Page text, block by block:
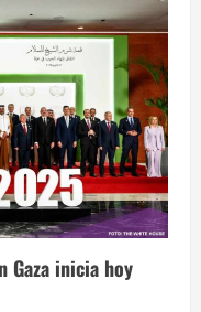
Gaza inicia hoy